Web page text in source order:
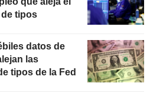
tipos
datos de
las
tipos de la Fed